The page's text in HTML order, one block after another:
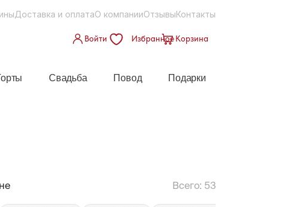
Доставка и оплатаО компанииОтзывыКонтакты
Войти ИзбранноеКорзина
Свадьба Повод Подарки
Всего: 53